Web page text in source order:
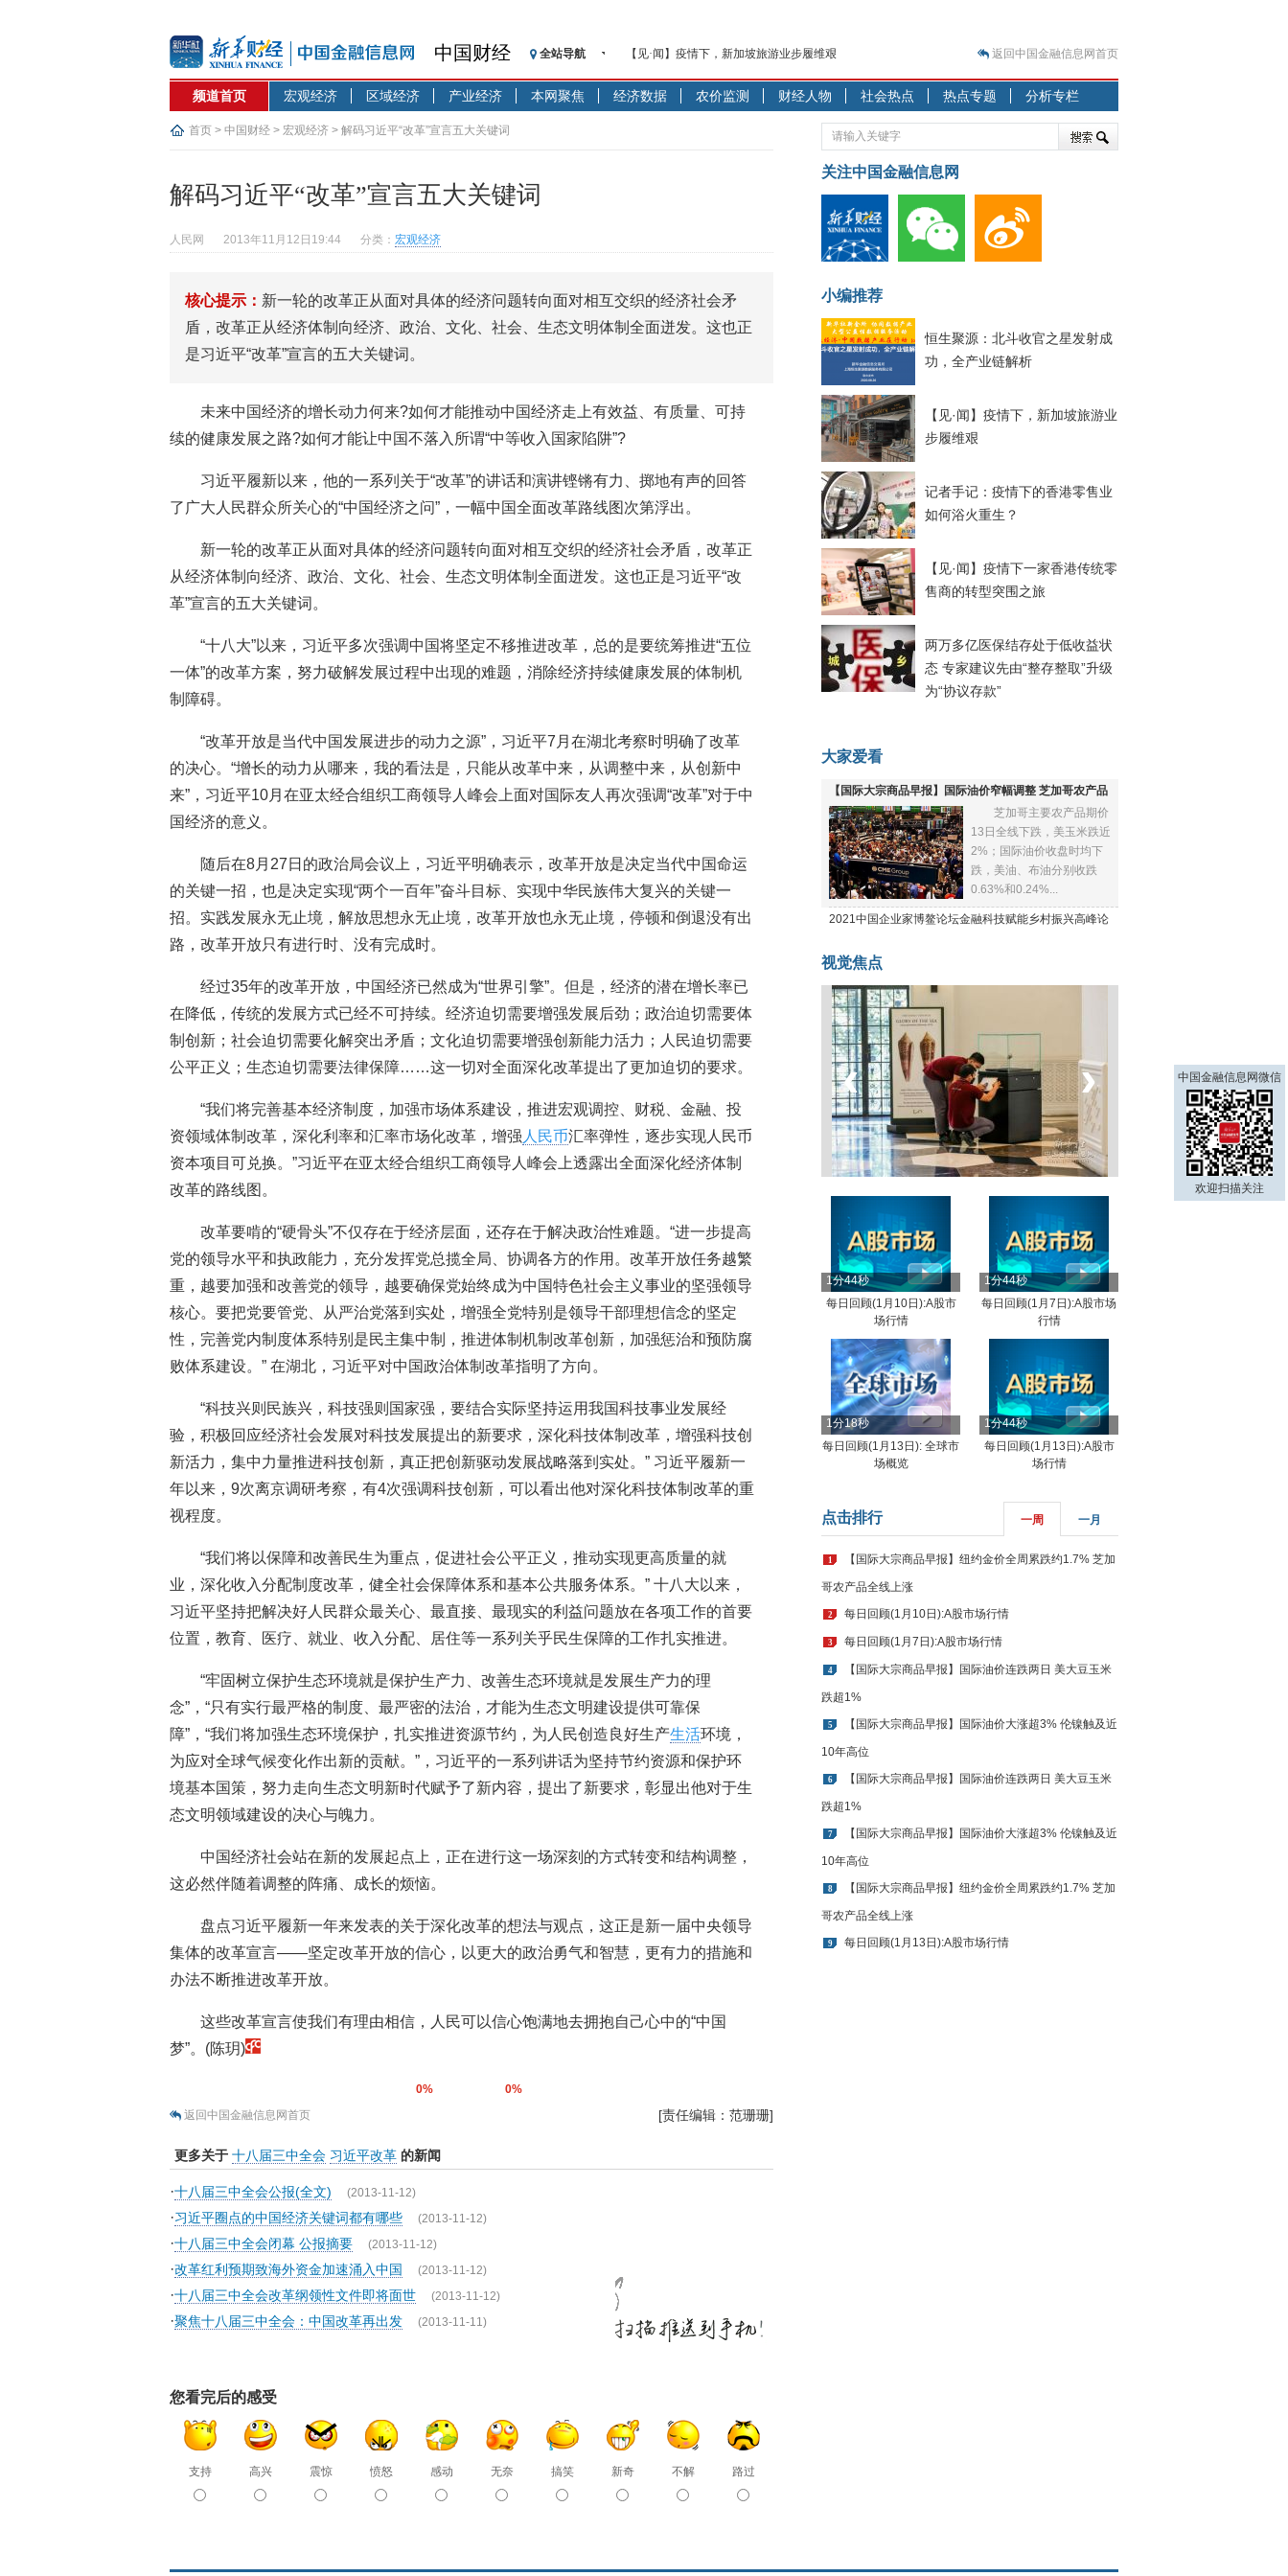
中国财经 全站导航
【见·闻】疫情下，新加坡旅游业步履维艰
记者手记：疫情下的香港零售业如何浴火重生？
【见·闻】疫情下一家香港传统零售商的转型突围之旅
济安金信：中国基金市场数据分析周报（2020. 07.27—2020.07.31）
【新华财经调查】同业存单、结构性存款玩起“跷跷板” 结构性失衡藏
基本面及股市双轮冲击 债市回调十年期债表现最弱
沥青期货连续两日涨逾3% 沪银及两粕涨势喜人
济安金信：中国基金市场数据分析周报（2020. 08.17—2020.08.21）
返回中国金融信息网首页
频道首页 宏观经济 区域经济 产业经济 本网聚焦 经济数据 农价监测 财经人物 社会热点 热点专题 分析专栏
首页 > 中国财经 > 宏观经济 > 解码习近平“改革”宣言五大关键词
解码习近平“改革”宣言五大关键词
人民网 2013年11月12日19:44 分类： 宏观经济
核心提示： 新一轮的改革正从面对具体的经济问题转向面对相互交织的经济社会矛
盾，改革正从经济体制向经济、政治、文化、社会、生态文明体制全面迸发。这也正
是习近平“改革”宣言的五大关键词。
未来中国经济的增长动力何来?如何才能推动中国经济走上有效益、有质量、可持
续的健康发展之路?如何才能让中国不落入所谓“中等收入国家陷阱”?
习近平履新以来，他的一系列关于“改革”的讲话和演讲铿锵有力、掷地有声的回答
了广大人民群众所关心的“中国经济之问”，一幅中国全面改革路线图次第浮出。
新一轮的改革正从面对具体的经济问题转向面对相互交织的经济社会矛盾，改革正
从经济体制向经济、政治、文化、社会、生态文明体制全面迸发。这也正是习近平“改
革”宣言的五大关键词。
“十八大”以来，习近平多次强调中国将坚定不移推进改革，总的是要统筹推进“五位
一体”的改革方案，努力破解发展过程中出现的难题，消除经济持续健康发展的体制机
制障碍。
“改革开放是当代中国发展进步的动力之源”，习近平7月在湖北考察时明确了改革
的决心。“增长的动力从哪来，我的看法是，只能从改革中来，从调整中来，从创新中
来”，习近平10月在亚太经合组织工商领导人峰会上面对国际友人再次强调“改革”对于中
国经济的意义。
随后在8月27日的政治局会议上，习近平明确表示，改革开放是决定当代中国命运
的关键一招，也是决定实现“两个一百年”奋斗目标、实现中华民族伟大复兴的关键一
招。实践发展永无止境，解放思想永无止境，改革开放也永无止境，停顿和倒退没有出
路，改革开放只有进行时、没有完成时。
经过35年的改革开放，中国经济已然成为“世界引擎”。但是，经济的潜在增长率已
在降低，传统的发展方式已经不可持续。经济迫切需要增强发展后劲；政治迫切需要体
制创新；社会迫切需要化解突出矛盾；文化迫切需要增强创新能力活力；人民迫切需要
公平正义；生态迫切需要法律保障……这一切对全面深化改革提出了更加迫切的要求。
“我们将完善基本经济制度，加强市场体系建设，推进宏观调控、财税、金融、投
资领域体制改革，深化利率和汇率市场化改革，增强 人民币汇率弹性，逐步实现人民币
资本项目可兑换。”习近平在亚太经合组织工商领导人峰会上透露出全面深化经济体制
改革的路线图。
改革要啃的“硬骨头”不仅存在于经济层面，还存在于解决政治性难题。“进一步提高
党的领导水平和执政能力，充分发挥党总揽全局、协调各方的作用。改革开放任务越繁
重，越要加强和改善党的领导，越要确保党始终成为中国特色社会主义事业的坚强领导
核心。要把党要管党、从严治党落到实处，增强全党特别是领导干部理想信念的坚定
性，完善党内制度体系特别是民主集中制，推进体制机制改革创新，加强惩治和预防腐
败体系建设。” 在湖北，习近平对中国政治体制改革指明了方向。
“科技兴则民族兴，科技强则国家强，要结合实际坚持运用我国科技事业发展经
验，积极回应经济社会发展对科技发展提出的新要求，深化科技体制改革，增强科技创
新活力，集中力量推进科技创新，真正把创新驱动发展战略落到实处。” 习近平履新一
年以来，9次离京调研考察，有4次强调科技创新，可以看出他对深化科技体制改革的重
视程度。
“我们将以保障和改善民生为重点，促进社会公平正义，推动实现更高质量的就
业，深化收入分配制度改革，健全社会保障体系和基本公共服务体系。” 十八大以来，
习近平坚持把解决好人民群众最关心、最直接、最现实的利益问题放在各项工作的首要
位置，教育、医疗、就业、收入分配、居住等一系列关乎民生保障的工作扎实推进。
“牢固树立保护生态环境就是保护生产力、改善生态环境就是发展生产力的理
念”，“只有实行最严格的制度、最严密的法治，才能为生态文明建设提供可靠保
障”，“我们将加强生态环境保护，扎实推进资源节约，为人民创造良好生产生活环境，
为应对全球气候变化作出新的贡献。”，习近平的一系列讲话为坚持节约资源和保护环
境基本国策，努力走向生态文明新时代赋予了新内容，提出了新要求，彰显出他对于生
态文明领域建设的决心与魄力。
中国经济社会站在新的发展起点上，正在进行这一场深刻的方式转变和结构调整，
这必然伴随着调整的阵痛、成长的烦恼。
盘点习近平履新一年来发表的关于深化改革的想法与观点，这正是新一届中央领导
集体的改革宣言——坚定改革开放的信心，以更大的政治勇气和智慧，更有力的措施和
办法不断推进改革开放。
这些改革宣言使我们有理由相信，人民可以信心饱满地去拥抱自己心中的“中国
梦”。(陈玥)
0%
0%
返回中国金融信息网首页
[责任编辑：范珊珊]
更多关于 十八届三中全会 习近平改革 的新闻
·十八届三中全会公报(全文) (2013-11-12)
·习近平圈点的中国经济关键词都有哪些 (2013-11-12)
·十八届三中全会闭幕 公报摘要 (2013-11-12)
·改革红利预期致海外资金加速涌入中国 (2013-11-12)
·十八届三中全会改革纲领性文件即将面世 (2013-11-12)
·聚焦十八届三中全会：中国改革再出发 (2013-11-11)
您看完后的感受
支持 高兴 震惊 愤怒 感动 无奈 搞笑 新奇 不解 路过
关注中国金融信息网
小编推荐
恒生聚源：北斗收官之星发射成
功，全产业链解析
【见·闻】疫情下，新加坡旅游业
步履维艰
记者手记：疫情下的香港零售业
如何浴火重生？
【见·闻】疫情下一家香港传统零
售商的转型突围之旅
两万多亿医保结存处于低收益状
态 专家建议先由“整存整取”升级
为“协议存款”
大家爱看
【国际大宗商品早报】国际油价窄幅调整 芝加哥农产品
全线下跌
芝加哥主要农产品期价
13日全线下跌，美玉米跌近
2%；国际油价收盘时均下
跌，美油、布油分别收跌
0.63%和0.24%...
2021中国企业家博鳌论坛金融科技赋能乡村振兴高峰论
视觉焦点
菲律宾：防疫降级
‹ ›
1分44秒
每日回顾(1月10日):A股市
场行情
1分44秒
每日回顾(1月7日):A股市场
行情
1分18秒
每日回顾(1月13日): 全球市
场概览
1分44秒
每日回顾(1月13日):A股市
场行情
点击排行 一周 一月
1 【国际大宗商品早报】纽约金价全周累跌约1.7% 芝加
哥农产品全线上涨
2 每日回顾(1月10日):A股市场行情
3 每日回顾(1月7日):A股市场行情
4 【国际大宗商品早报】国际油价连跌两日 美大豆玉米
跌超1%
5 【国际大宗商品早报】国际油价大涨超3% 伦镍触及近
10年高位
6 【国际大宗商品早报】国际油价连跌两日 美大豆玉米
跌超1%
7 【国际大宗商品早报】国际油价大涨超3% 伦镍触及近
10年高位
8 【国际大宗商品早报】纽约金价全周累跌约1.7% 芝加
哥农产品全线上涨
9 每日回顾(1月13日):A股市场行情
中国金融信息网微信
欢迎扫描关注